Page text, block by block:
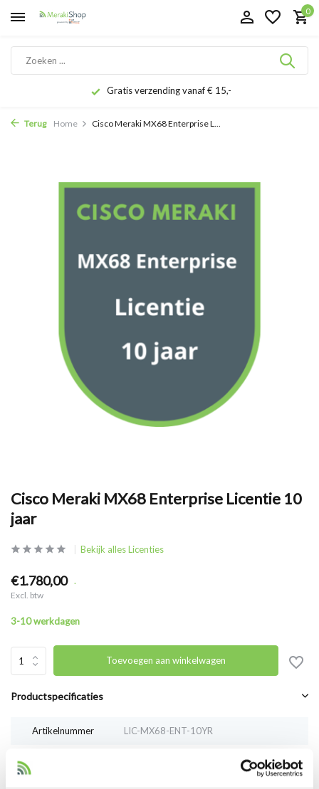
0
Gratis verzending vanaf € 15,-
Terug Home Cisco Meraki MX68 Enterprise L...
Cisco Meraki MX68 Enterprise Licentie 10
jaar
Bekijk alles Licenties
€1.780,00 .
Excl. btw
3-10 werkdagen
Toevoegen aan winkelwagen
Productspecificaties
Artikelnummer LIC-MX68-ENT-10YR